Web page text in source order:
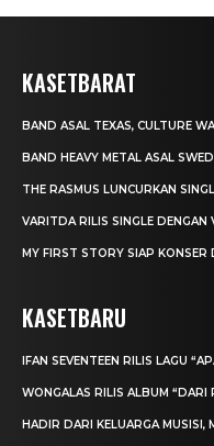
KASETBARAT
BAND ASAL TEXAS, CULTURE
BAND HEAVY METAL ASAL
THE RASMUS LUNCURKAN
VARITDA RILIS SINGLE
MY FIRST STORY SIAP
KASETBARU
IFAN SEVENTEEN RILIS LAGU
WONGALAS RILIS ALBUM “DARI
HADIR DARI KELUARGA MUSISI,